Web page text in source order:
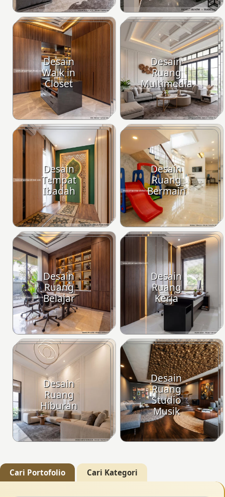
Desain
Walk in
Closet
Desain
Ruang
Multimedia
Desain
Tempat
Ibadah
Desain
Ruang
Bermain
Desain
Ruang
Belajar
Desain
Ruang
Kerja
Desain
Ruang
Hiburan
Desain
Ruang
Studio
Musik
Cari Portofolio Cari Kategori